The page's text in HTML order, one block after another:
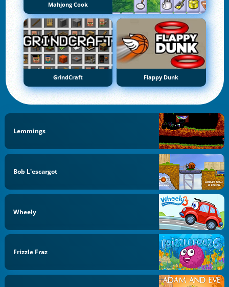
Mahjong Cook
GrindCraft Flappy Dunk
Lemmings
Bob L'escargot
Wheely
Frizzle Fraz